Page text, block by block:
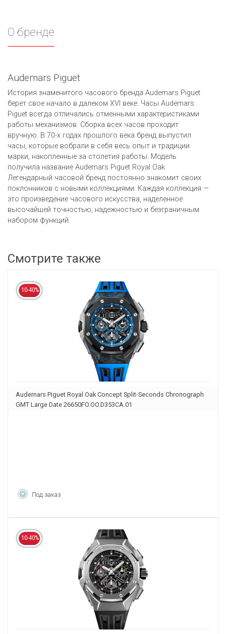
О бренде
Audemars Piguet
История знаменитого часового бренда Audemars Piguet
берет свое начало в далеком XVI веке. Часы Audemars
Piguet всегда отличались отменными характеристиками
работы механизмов. Сборка всех часов проходит
вручную. В 70-х годах прошлого века бренд выпустил
часы, которые вобрали в себя весь опыт и традиции
марки, накопленные за столетия работы. Модель
получила название Audemars Piguet Royal Oak.
Легендарный часовой бренд постоянно знакомит своих
поклонников с новыми коллекциями. Каждая коллекция —
это произведение часового искусства, наделенное
высочайшей точностью, надежностью и безграничным
набором функций.
Смотрите также
10-40%
Audemars Piguet Royal Oak Concept Split-Seconds Chronograph
GMT Large Date 26650FO.OO.D353CA.01
Под заказ
10-40%